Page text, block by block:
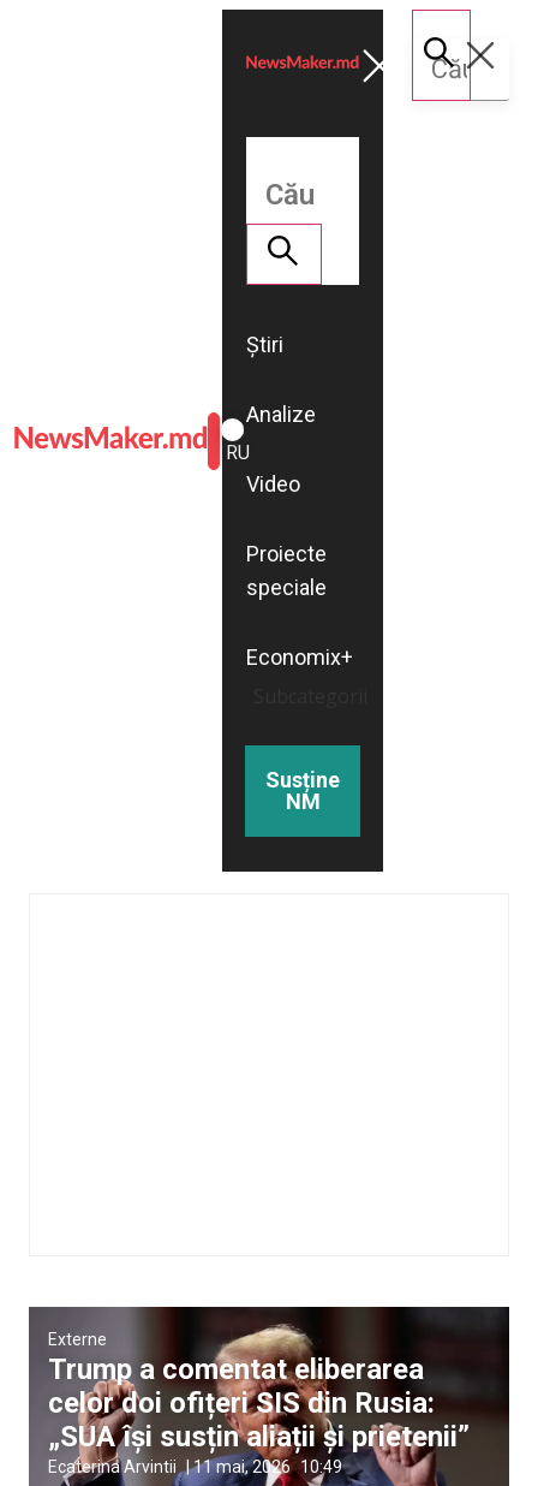
ROMÂNĂ
RU
Știri
Analize
Video
Proiecte
speciale
Economix+
Susține
NM
Externe
Trump a comentat eliberarea
celor doi ofițeri SIS din Rusia:
„SUA își susțin aliații și prietenii”
Ecaterina Arvintii |11 mai, 2026 10:49